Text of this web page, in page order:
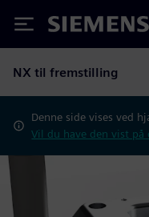
Siemens
NX til fremstilling
Denne side vises ved
Vil du have den vist på